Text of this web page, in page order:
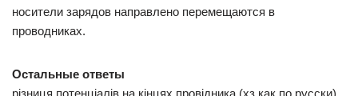
носители зарядов направлено перемещаются в
проводниках.
Остальные ответы
різниця потенціалів на кінцях провідника (хз как по русски)